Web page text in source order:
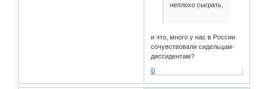
неплохо сыграть,
и что, много у нас в России
сочувствовали сидельцам-
диссидентам?
0